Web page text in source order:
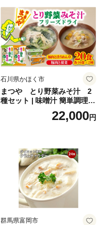
石川県かほく市
まつや とり野菜みそ汁 2
種セット | 味噌汁 簡単調理
お味噌 おみそ みそ とり野菜
時短料理 時短ごはん ご当地
22,000円
群馬県富岡市